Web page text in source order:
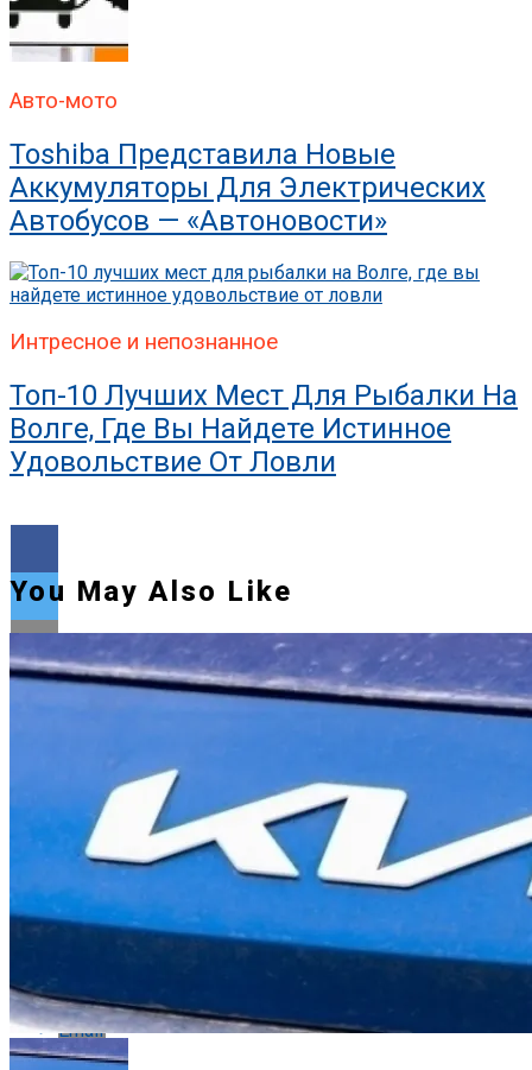
Авто-мото
Toshiba Представила Новые
Аккумуляторы Для Электрических
Автобусов — «Автоновости»
Интресное и непознанное
Топ-10 Лучших Мест Для Рыбалки На
Волге, Где Вы Найдете Истинное
Удовольствие От Ловли
Flipboard
Pinterest
Whatsapp
Email
You May Also Like